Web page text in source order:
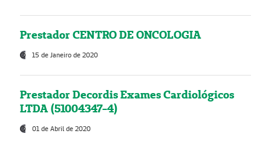
Prestador CENTRO DE ONCOLOGIA
15 de Janeiro de 2020
Prestador Decordis Exames Cardiológicos
LTDA (51004347-4)
01 de Abril de 2020